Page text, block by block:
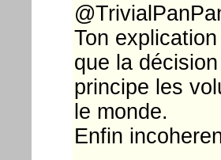
Ton
que la
principe les
le monde.
Enfin